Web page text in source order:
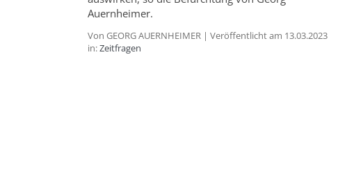
Auernheimer.
Von GEORG AUERNHEIMER | Veröffentlicht am 13.03.2023
in:Zeitfragen